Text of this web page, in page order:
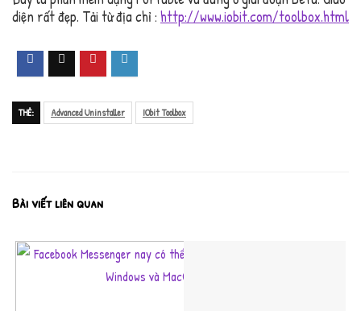
diện rất đẹp. Tải từ địa chỉ : http://www.iobit.com/toolbox.html
THẺ: Advanced Uninstaller IObit Toolbox
Bài viết liên quan